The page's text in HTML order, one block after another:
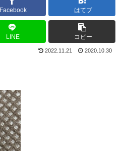
Facebook はてブ
LINE コピー
2022.11.21 2020.10.30